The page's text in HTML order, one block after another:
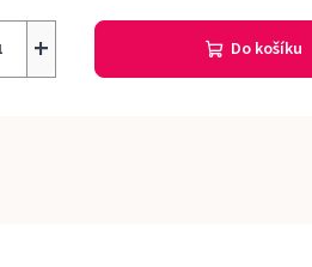
+ Do košíku